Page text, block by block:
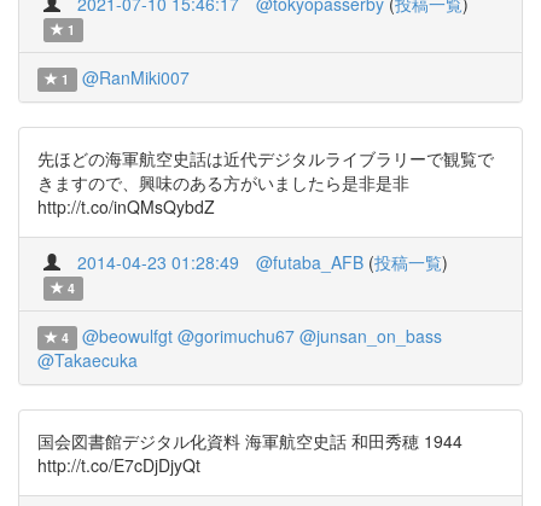
1
1 @RanMiki007
先ほどの海軍航空史話は近代デジタルライブラリーで観覧で
きますので、興味のある方がいましたら是非是非
http://t.co/inQMsQybdZ
2014-04-23 01:28:49 @futaba_AFB (投稿一覧)
4
4 @beowulfgt @gorimuchu67 @junsan_on_bass
@Takaecuka
国会図書館デジタル化資料 海軍航空史話 和田秀穂 1944
http://t.co/E7cDjDjyQt